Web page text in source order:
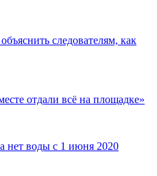
следователям, как
отдали всё на площадке»
нет воды с 1 июня 2020